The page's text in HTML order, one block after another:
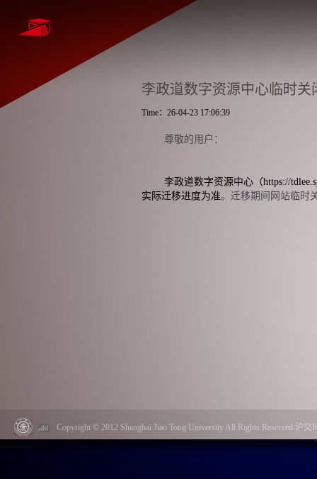
李政道数字资源中心临时关
Time：26-04-23 17:06:39
尊敬的用户：
李政道数字资源中心（https://
实际迁移进度为准。 迁移期间网站临时
Copyright © 2012 Shanghai Jiao Tong University All Rights Reserved.沪交